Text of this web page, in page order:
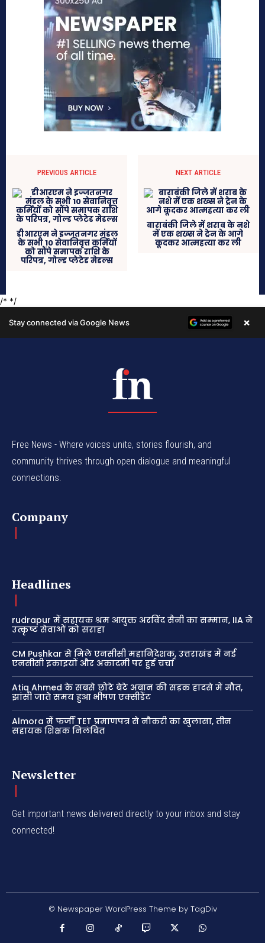
Free News - Where voices unite, stories flourish, and
community thrives through open dialogue and meaningful
connections.
Company
Headlines
rudrapur में सहायक श्रम आयुक्त अरविंद सैनी का सम्मान, IIA ने
उत्कृष्ट सेवाओं को सराहा
CM Pushkar से मिले एनसीसी महानिदेशक, उत्तराखंड में नई
एनसीसी इकाइयों और अकादमी पर हुई चर्चा
Atiq Ahmed के सबसे छोटे बेटे अबान की सड़क हादसे में मौत,
झांसी जाते समय हुआ भीषण एक्सीडेंट
Almora में फर्जी TET प्रमाणपत्र से नौकरी का खुलासा, तीन
सहायक शिक्षक निलंबित
Newsletter
Get important news delivered directly to your inbox and stay
connected!
© Newspaper WordPress Theme by TagDiv